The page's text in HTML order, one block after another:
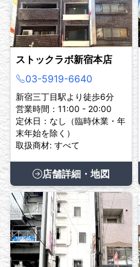
ストックラボ新宿本店
03-5919-6640
新宿三丁目駅より徒歩6分
営業時間：11:00 - 20:00
定休日：なし（臨時休業・年
末年始を除く）
取扱商材: すべて
店舗詳細・地図